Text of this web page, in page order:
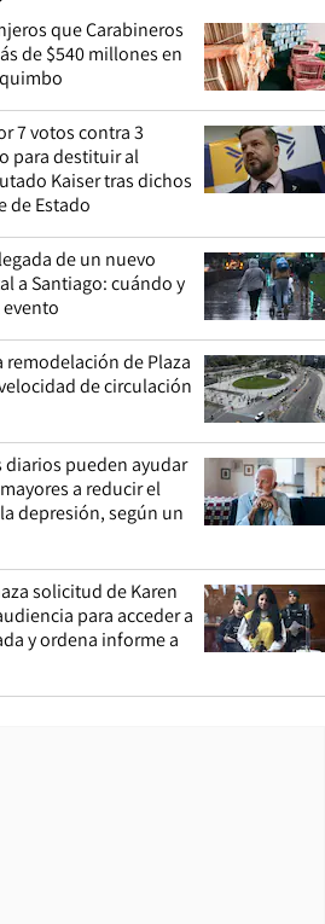
que Carabineros
de $540 millones en
7 votos contra 3
para destituir al
Kaiser tras dichos
de Estado
de un nuevo
a Santiago: cuándo y
remodelación de Plaza
de circulación
diarios pueden ayudar
a reducir el
depresión, según un
solicitud de Karen
para acceder a
y ordena informe a